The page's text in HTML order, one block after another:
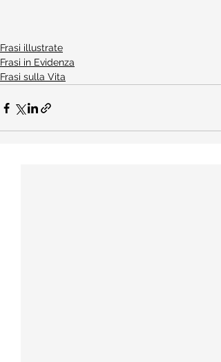
Frasi illustrate
Frasi in Evidenza
Frasi sulla Vita